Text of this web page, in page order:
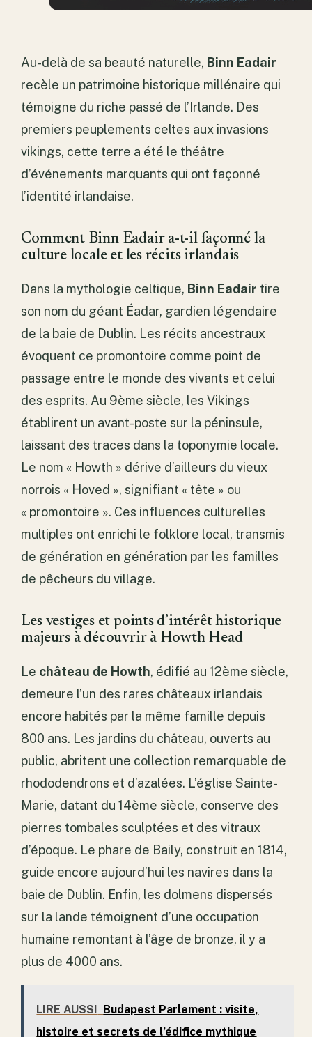
Au-delà de sa beauté naturelle, Binn Eadair
recèle un patrimoine historique millénaire qui
témoigne du riche passé de l’Irlande. Des
premiers peuplements celtes aux invasions
vikings, cette terre a été le théâtre
d’événements marquants qui ont façonné
l’identité irlandaise.
Comment Binn Eadair a-t-il façonné la
culture locale et les récits irlandais
Dans la mythologie celtique, Binn Eadair tire
son nom du géant Éadar, gardien légendaire
de la baie de Dublin. Les récits ancestraux
évoquent ce promontoire comme point de
passage entre le monde des vivants et celui
des esprits. Au 9ème siècle, les Vikings
établirent un avant-poste sur la péninsule,
laissant des traces dans la toponymie locale.
Le nom « Howth » dérive d’ailleurs du vieux
norrois « Hoved », signifiant « tête » ou
« promontoire ». Ces influences culturelles
multiples ont enrichi le folklore local, transmis
de génération en génération par les familles
de pêcheurs du village.
Les vestiges et points d’intérêt historique
majeurs à découvrir à Howth Head
Le château de Howth, édifié au 12ème siècle,
demeure l’un des rares châteaux irlandais
encore habités par la même famille depuis
800 ans. Les jardins du château, ouverts au
public, abritent une collection remarquable de
rhododendrons et d’azalées. L’église Sainte-
Marie, datant du 14ème siècle, conserve des
pierres tombales sculptées et des vitraux
d’époque. Le phare de Baily, construit en 1814,
guide encore aujourd’hui les navires dans la
baie de Dublin. Enfin, les dolmens dispersés
sur la lande témoignent d’une occupation
humaine remontant à l’âge de bronze, il y a
plus de 4000 ans.
LIRE AUSSI
Budapest Parlement : visite,
histoire et secrets de l’édifice mythique